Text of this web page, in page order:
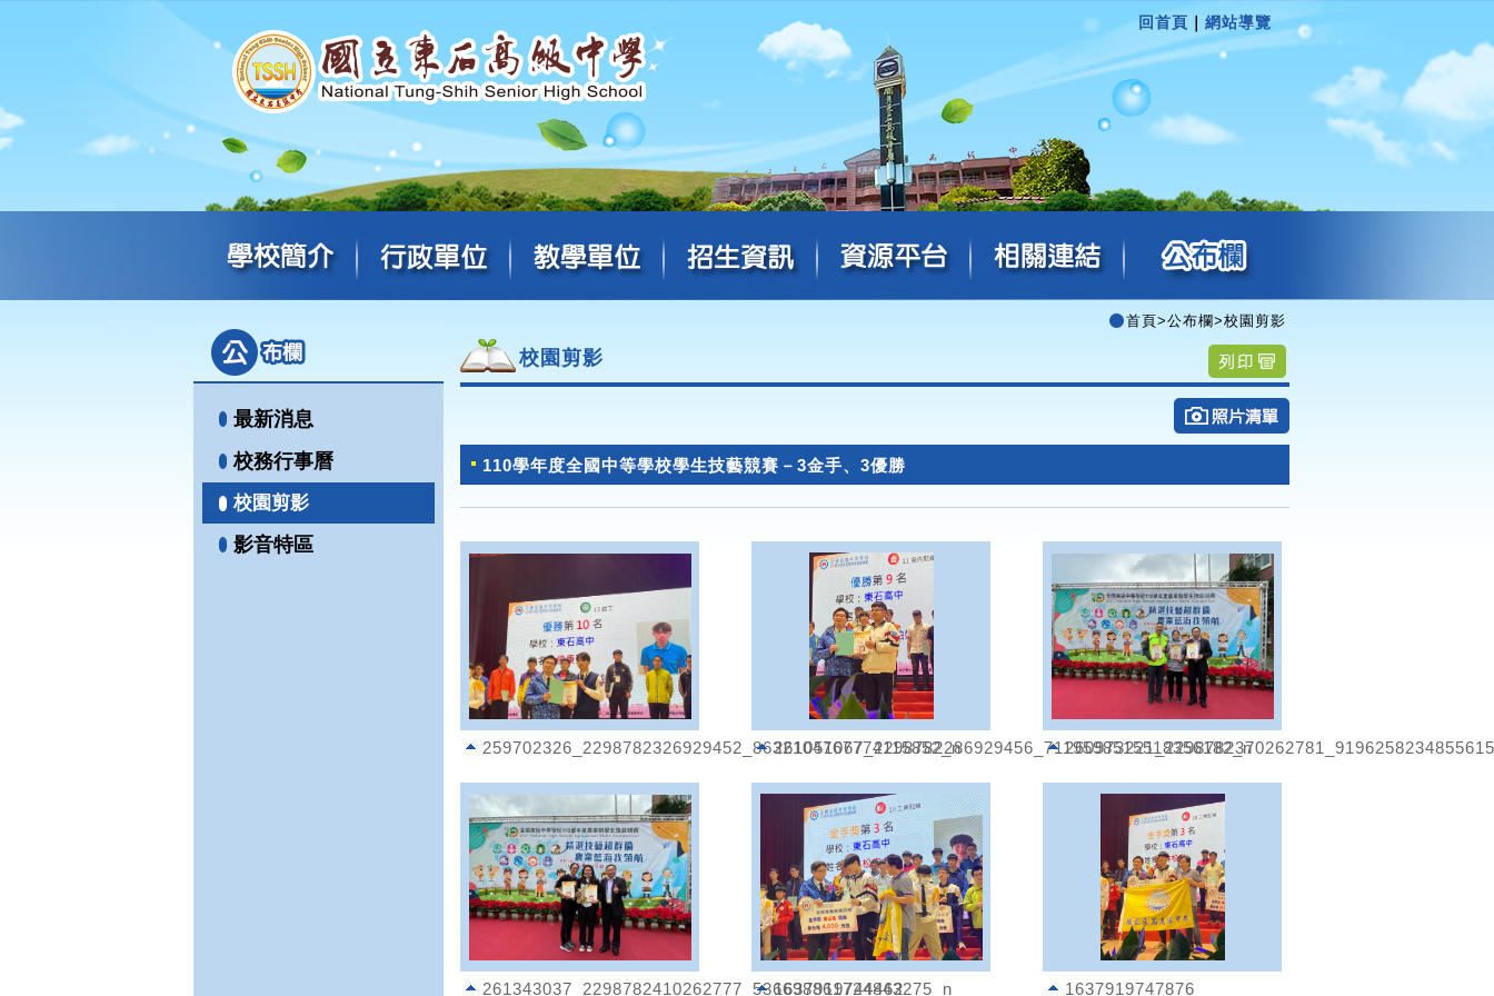
回首頁 網站導覽
最新消息
校務行事曆
校園剪影
影音特區
首頁>公布欄>校園剪影
校園剪影
110學年度全國中等學校學生技藝競賽－3金手、3優勝
259702326_2298782326929452_8632104767774115852_n261051067_2298782286929456_7119598515518356182_n
261343037_2298782410262777_536698861724843275_n
1637919744462 1637919747876